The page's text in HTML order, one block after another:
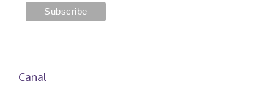
Canal